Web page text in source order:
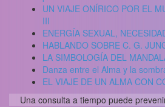
UN VIAJE ONÍRICO POR EL
III
ENERGÍA SEXUAL,
HABLANDO SOBRE C. G.
LA SIMBOLOGÍA DEL
Danza entre el Alma y la
EL VIAJE DE UN ALMA CON
Una consulta a tiempo puede